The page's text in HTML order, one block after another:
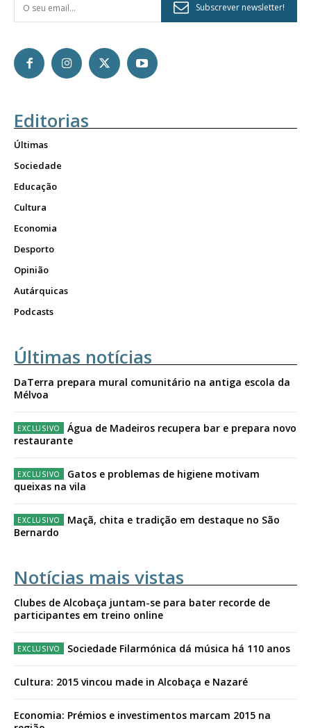
Subscrever newsletter!
Editorias
Últimas
Sociedade
Educação
Cultura
Economia
Desporto
Opinião
Autárquicas
Podcasts
Últimas notícias
DaTerra prepara mural comunitário na antiga escola da
Mélvoa
Água de Madeiros recupera bar e prepara novo
restaurante
Gatos e problemas de higiene motivam
queixas na vila
Maçã, chita e tradição em destaque no São
Bernardo
Notícias mais vistas
Clubes de Alcobaça juntam-se para bater recorde de
participantes em treino online
Sociedade Filarmónica dá música há 110 anos
Cultura: 2015 vincou made in Alcobaça e Nazaré
Economia: Prémios e investimentos marcam 2015 na